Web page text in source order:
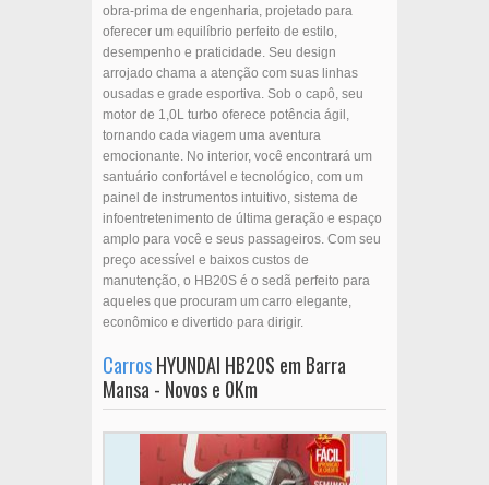
obra-prima de engenharia, projetado para
oferecer um equilíbrio perfeito de estilo,
desempenho e praticidade. Seu design
arrojado chama a atenção com suas linhas
ousadas e grade esportiva. Sob o capô, seu
motor de 1,0L turbo oferece potência ágil,
tornando cada viagem uma aventura
emocionante. No interior, você encontrará um
santuário confortável e tecnológico, com um
painel de instrumentos intuitivo, sistema de
infoentretenimento de última geração e espaço
amplo para você e seus passageiros. Com seu
preço acessível e baixos custos de
manutenção, o HB20S é o sedã perfeito para
aqueles que procuram um carro elegante,
econômico e divertido para dirigir.
CarrosHYUNDAI HB20S em Barra
Mansa - Novos e 0Km